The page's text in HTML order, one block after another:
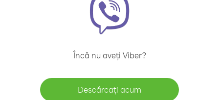
Încă nu aveți Viber?
Descărcați acum